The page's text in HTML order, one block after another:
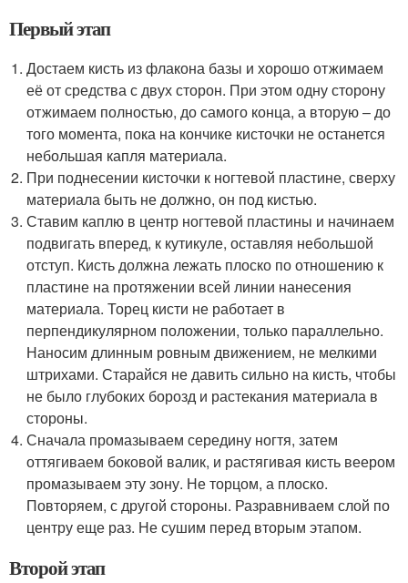
Первый этап
Достаем кисть из флакона базы и хорошо отжимаем
её от средства с двух сторон. При этом одну сторону
отжимаем полностью, до самого конца, а вторую – до
того момента, пока на кончике кисточки не останется
небольшая капля материала.
При поднесении кисточки к ногтевой пластине, сверху
материала быть не должно, он под кистью.
Ставим каплю в центр ногтевой пластины и начинаем
подвигать вперед, к кутикуле, оставляя небольшой
отступ. Кисть должна лежать плоско по отношению к
пластине на протяжении всей линии нанесения
материала. Торец кисти не работает в
перпендикулярном положении, только параллельно.
Наносим длинным ровным движением, не мелкими
штрихами. Старайся не давить сильно на кисть, чтобы
не было глубоких борозд и растекания материала в
стороны.
Сначала промазываем середину ногтя, затем
оттягиваем боковой валик, и растягивая кисть веером
промазываем эту зону. Не торцом, а плоско.
Повторяем, с другой стороны. Разравниваем слой по
центру еще раз. Не сушим перед вторым этапом.
Второй этап